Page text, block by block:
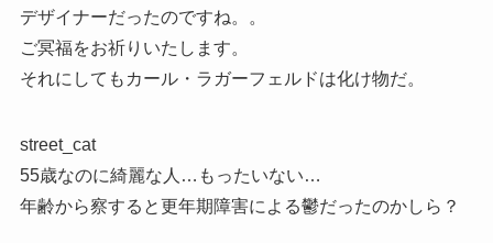
デザイナーだったのですね。。
ご冥福をお祈りいたします。
それにしてもカール・ラガーフェルドは化け物だ。
street_cat
55歳なのに綺麗な人…もったいない…
年齢から察すると更年期障害による鬱だったのかしら？